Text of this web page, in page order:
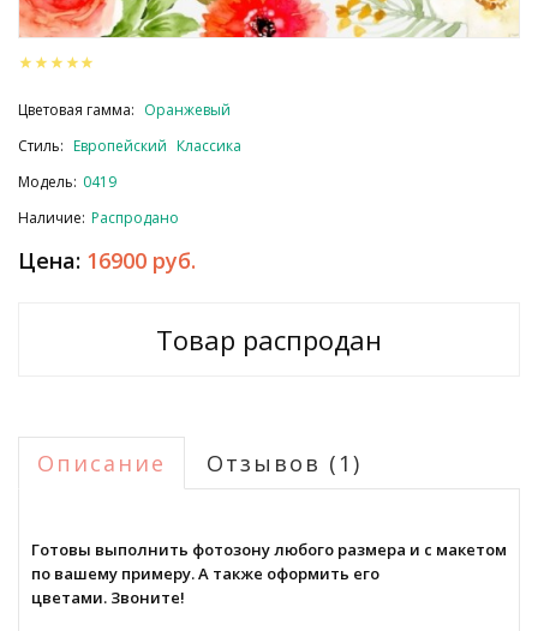
Цветовая гамма: Оранжевый
Стиль: Европейский Классика
Модель: 0419
Наличие: Распродано
Цена: 16900 руб.
Товар распродан
Описание Отзывов (1)
Готовы выполнить фотозону любого размера и с макетом
по вашему примеру. А также оформить его
цветами. Звоните!